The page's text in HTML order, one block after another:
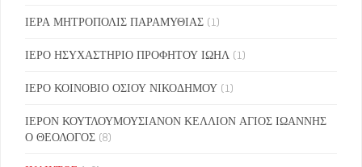
ΙΕΡΑ ΜΗΤΡΟΠΟΛΙΣ ΠΑΡΑΜΥΘΙΑΣ (1)
ΙΕΡΟ ΗΣΥΧΑΣΤΗΡΙΟ ΠΡΟΦΗΤΟΥ ΙΩΗΛ (1)
ΙΕΡΟ ΚΟΙΝΟΒΙΟ ΟΣΙΟΥ ΝΙΚΟΔΗΜΟΥ (1)
ΙΕΡΟΝ ΚΟΥΤΛΟΥΜΟΥΣΙΑΝΟΝ ΚΕΛΛΙΟΝ ΑΓΙΟΣ ΙΩΑΝΝΗΣ
Ο ΘΕΟΛΟΓΟΣ (8)